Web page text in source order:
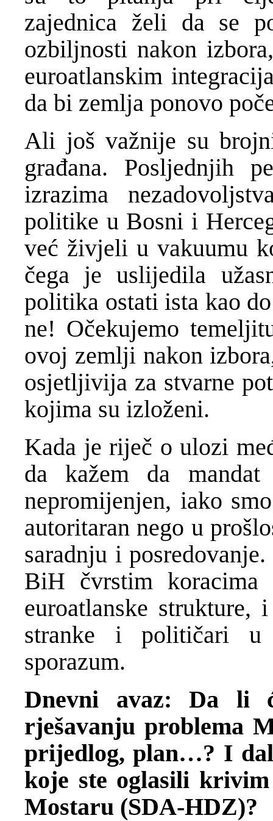
zajednica želi da se
ozbiljnosti nakon
euroatlanskim
da bi zemlja ponovo
Ali još važnije su
građana. Posljednjih
izrazima
politike u Bosni i
već živjeli u vakuumu
čega je uslijedila
politika ostati ista kao
ne! Očekujemo
ovoj zemlji nakon
osjetljivija za stvarne
kojima su izloženi.
Kada je riječ o ulozi
da kažem da mandat
nepromijenjen, iako
autoritaran nego u
saradnju i
BiH čvrstim
euroatlanske
stranke i političari u
sporazum.
Dnevni avaz: Da li
rješavanju problema
prijedlog, plan…? I
koje ste oglasili
Mostaru (SDA-HDZ)?